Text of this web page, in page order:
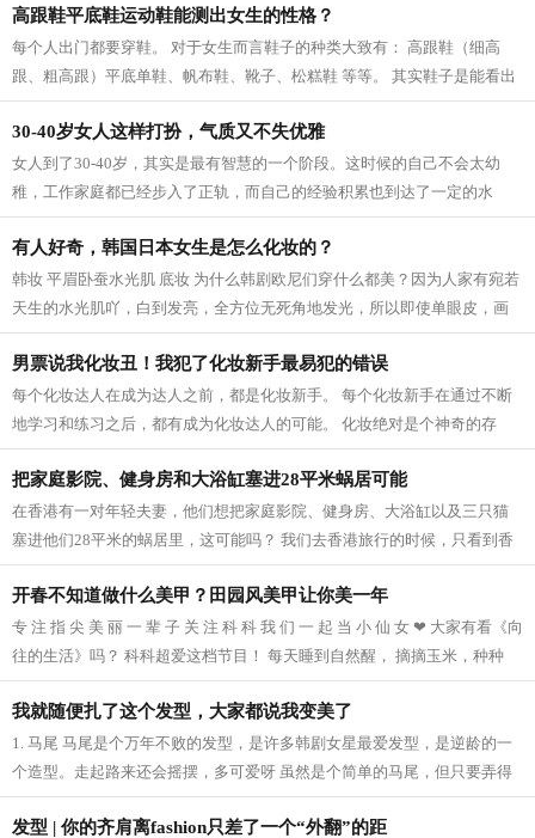
高跟鞋平底鞋运动鞋能测出女生的性格？
每个人出门都要穿鞋。 对于女生而言鞋子的种类大致有： 高跟鞋（细高
跟、粗高跟）平底单鞋、帆布鞋、靴子、松糕鞋 等等。 其实鞋子是能看出
一个人的性格的！去翻一翻你的鞋柜里...
30-40岁女人这样打扮，气质又不失优雅
女人到了30-40岁，其实是最有智慧的一个阶段。这时候的自己不会太幼
稚，工作家庭都已经步入了正轨，而自己的经验积累也到达了一定的水
平，所以会更多地注重自己的内心，更加理...
有人好奇，韩国日本女生是怎么化妆的？
韩妆 平眉卧蚕水光肌 底妆 为什么韩剧欧尼们穿什么都美？因为人家有宛若
天生的水光肌吖，白到发亮，全方位无死角地发光，所以即使单眼皮，画
裸妆都美。 韩妆最重要的是底妆，日...
男票说我化妆丑！我犯了化妆新手最易犯的错误
每个化妆达人在成为达人之前，都是化妆新手。 每个化妆新手在通过不断
地学习和练习之后，都有成为化妆达人的可能。 化妆绝对是个神奇的存
在，可以化腐朽为神奇，化丑女为女神...
把家庭影院、健身房和大浴缸塞进28平米蜗居可能
在香港有一对年轻夫妻，他们想把家庭影院、健身房、大浴缸以及三只猫
塞进他们28平米的蜗居里，这可能吗？ 我们去香港旅行的时候，只看到香
港繁华的车水马龙和琳琅满目的店铺，...
开春不知道做什么美甲？田园风美甲让你美一年
专 注 指 尖 美 丽 一 辈 子 关 注 科 科 我 们 一 起 当 小 仙 女 ❤ 大家有看《向
往的生活》吗？ 科科超爱这档节目！ 每天睡到自然醒， 摘摘玉米，种种
花。 这样的田园生活真的是幸...
我就随便扎了这个发型，大家都说我变美了
1. 马尾 马尾是个万年不败的发型，是许多韩剧女星最爱发型，是逆龄的一
个造型。走起路来还会摇摆，多可爱呀 虽然是个简单的马尾，但只要弄得
蓬松点，偶尔有些小发丝掉下来看起...
发型 | 你的齐肩离fashion只差了一个“外翻”的距